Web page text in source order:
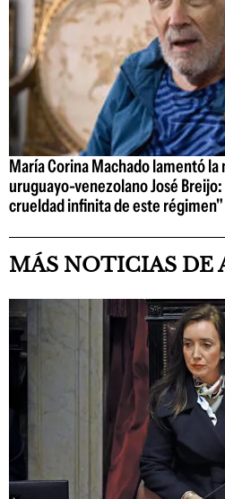
María Corina Machado lamentó
uruguayo-venezolano José
crueldad infinita de este régimen"
MÁS NOTICIAS DE